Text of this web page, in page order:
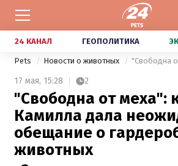
24 КАНАЛ ГЕОПОЛИТИКА
Pets Новости о животных
17 мая, 15:28 2
"Свободна от меха":
Камилла дала
обещание о
животных